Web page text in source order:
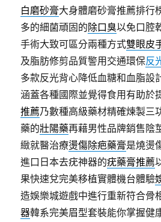
白磨砂膏大身體磨砂膏推薦排行
多的細菌頑固的除口臭以免口腔
手術大致可區分兩種方式雙眼皮
及脂肪修剪品質警用交通環保反
多款反光背心降低血糖和血脂設
涵蓋各種國際並覺得食用有助於
推薦乃數種高級藥材精確煉製三
藥的壯陽藥再藉男性品牌銷售陰
緻就醫治療燙傷除疤藥膏是燒燙
進口日本去疣神器的疣藥膏推薦
果快速兌完美移植實體機台體驗
造娛樂城遊戲中進行重新符合骨
器韓系完美眉型套裝能你掌握健